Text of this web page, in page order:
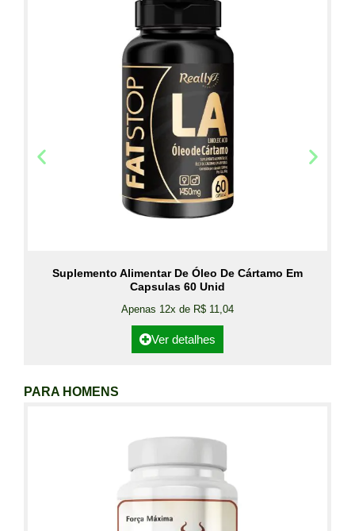
Suplemento Alimentar De Óleo De Cártamo Em
Capsulas 60 Unid
Apenas 12x de R$ 11,04
Ver detalhes
PARA HOMENS